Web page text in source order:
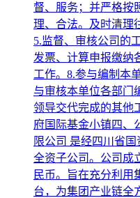
督、服务；并严格按
理、合法。及时清理
5.监督、审核公司的
发票、计算申报缴纳
工作。8.参与编制本
与审核本单位各部门
领导交代完成的其他
府国际基金小镇四、
限公司 是经四川省
全资子公司。公司成
民币。旨在充分利用
台，为集团产业链全